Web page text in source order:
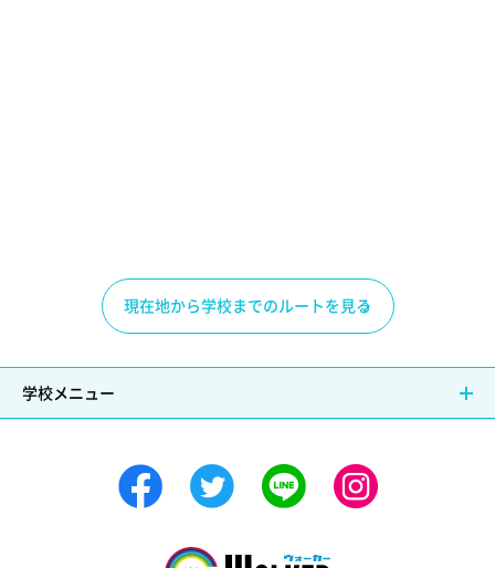
現在地から学校までのルートを見る
学校メニュー